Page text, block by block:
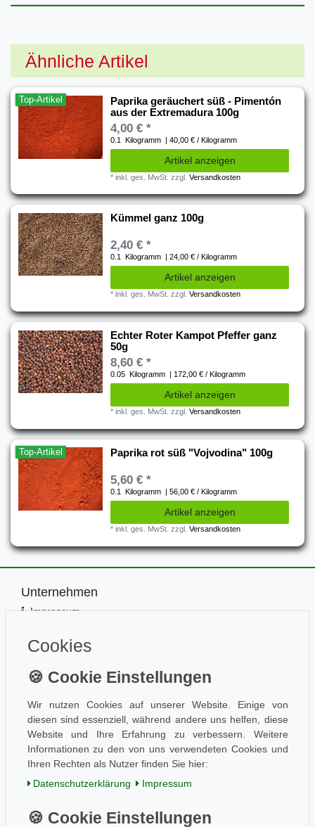
Ähnliche Artikel
Top-Artikel
Paprika geräuchert süß - Pimentón
aus der Extremadura 100g
4,00 € *
0.1 Kilogramm | 40,00 € / Kilogramm
Artikel anzeigen
*inkl. ges. MwSt. zzgl.Versandkosten
Kümmel ganz 100g
2,40 € *
0.1 Kilogramm | 24,00 € / Kilogramm
Artikel anzeigen
*inkl. ges. MwSt. zzgl.Versandkosten
Echter Roter Kampot Pfeffer ganz
50g
8,60 € *
0.05 Kilogramm | 172,00 € / Kilogramm
Artikel anzeigen
*inkl. ges. MwSt. zzgl.Versandkosten
Top-Artikel Paprika rot süß "Vojvodina" 100g
5,60 € *
0.1 Kilogramm | 56,00 € / Kilogramm
Artikel anzeigen
*inkl. ges. MwSt. zzgl.Versandkosten
Unternehmen
Impressum
Datenschutz
Wissen
Folge uns
Einkaufen
Zahlung und Versand
Cookies
Wir nutzen Cookies auf unserer Website. Einige von
diesen sind essenziell, während andere uns helfen, diese
Website und Ihre Erfahrung zu verbessern. Weitere
Informationen zu den von uns verwendeten Cookies und
Ihren Rechten als Nutzer finden Sie hier:
Daten­schutz­erklärung
Impressum